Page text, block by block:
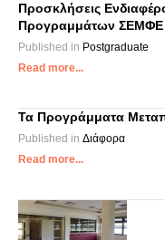
Προσκλήσεις
Προγραμμάτων ΣΕΜΦΕ
Published in Postgraduate
Read more...
Τα Προγράμματα
Published in Διάφορα
Read more...